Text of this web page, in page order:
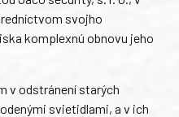
svojho
komplexnú obnovu jeho
v odstránení starých
svietidlami, a v ich